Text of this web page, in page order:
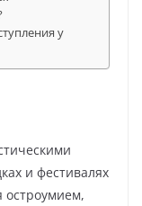
у
и фестивалях
остроумием,